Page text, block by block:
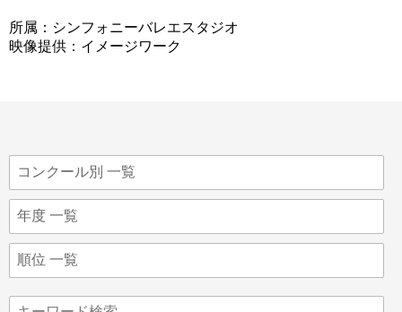
所属：シンフォニーバレエスタジオ
映像提供：イメージワーク